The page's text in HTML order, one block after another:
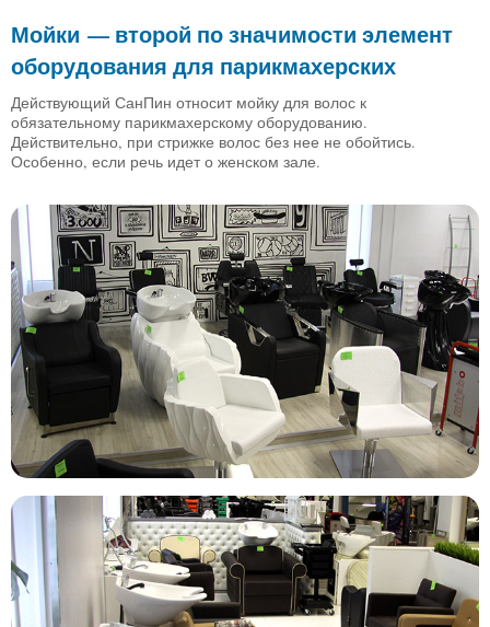
Мойки — второй по значимости элемент
оборудования для парикмахерских
Действующий СанПин относит мойку для волос к
обязательному парикмахерскому оборудованию.
Действительно, при стрижке волос без нее не обойтись.
Особенно, если речь идет о женском зале.